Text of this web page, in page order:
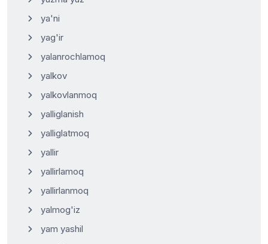
ya'ni
yag'ir
yalanrochlamoq
yalkov
yalkovlanmoq
yalliglanish
yalliglatmoq
yallir
yallirlamoq
yallirlanmoq
yalmog'iz
yam yashil